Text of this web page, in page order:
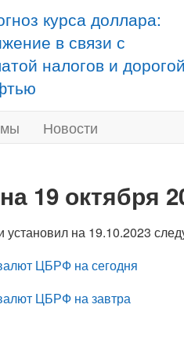
курса доллара:
в связи с
налогов и дорогой
Новости
19 октября
установил на 19.10.2023
ЦБРФ на сегодня
ЦБРФ на завтра